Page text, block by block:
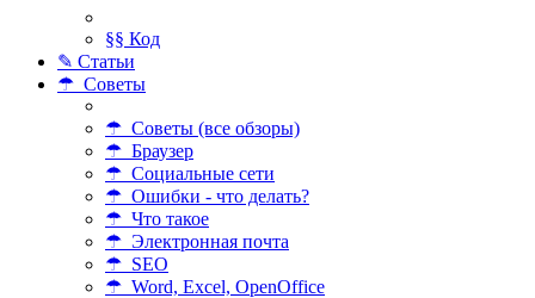
§§ Код
✎ Статьи
☂ Советы
☂ Советы (все обзоры)
☂ Браузер
☂ Социальные сети
☂ Ошибки - что делать?
☂ Что такое
☂ Электронная почта
☂ SEO
☂ Word, Excel, OpenOffice